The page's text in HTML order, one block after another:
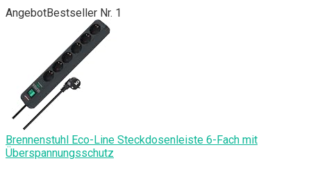
AngebotBestseller Nr. 1
Brennenstuhl Eco-Line Steckdosenleiste 6-Fach mit
Überspannungsschutz